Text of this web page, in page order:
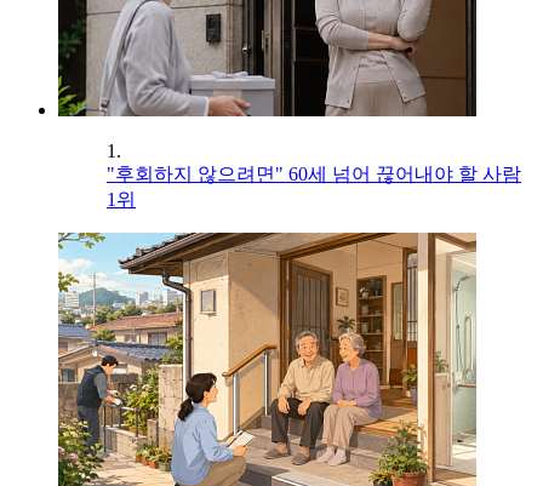
1.
"후회하지 않으려면" 60세 넘어 끊어내야 할 사람
1위